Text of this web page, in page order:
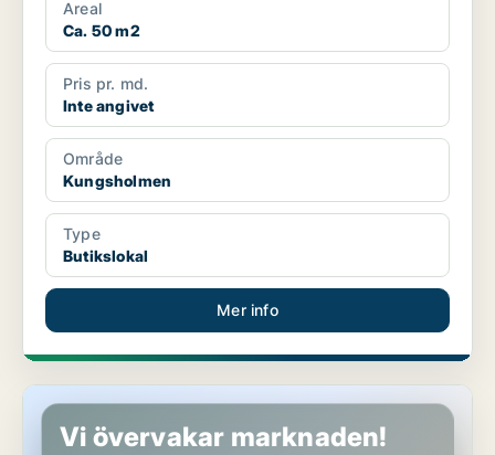
Areal
Ca. 50 m2
Pris pr. md.
Inte angivet
Område
Kungsholmen
Type
Butikslokal
Mer info
Butikslokal på Kungsholmen
Vi övervakar marknaden!